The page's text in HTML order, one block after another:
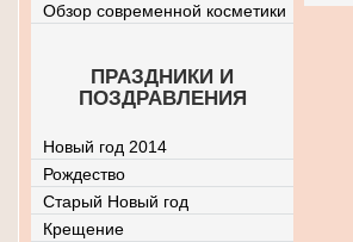
Обзор современной косметики
ПРАЗДНИКИ И
ПОЗДРАВЛЕНИЯ
Новый год 2014
Рождество
Старый Новый год
Крещение